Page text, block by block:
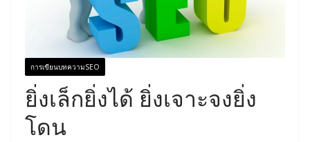
การเขียนบทความSEO
ยิ่งเล็กยิ่งได้ ยิ่งเจาะจงยิ่ง
โดน